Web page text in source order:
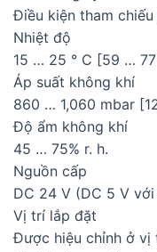
Điều kiện tham
Nhiệt độ
15 … 25 ° C [59 … 77
Áp suất không khí
860 … 1,060 mbar
Độ ẩm không khí
45 … 75% r. h.
Nguồn cấp
DC 24 V (DC 5 V
Vị trí lắp đặt
Được hiệu chỉnh ở